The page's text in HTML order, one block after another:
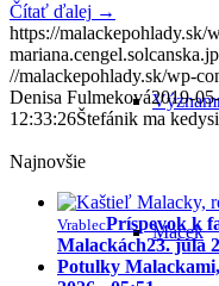
Macek
Čítať ďalej →
https://malackepohlady.sk/
//malackepohlady.sk/wp-
Denisa Fulmeková2019-
12:33:26Štefánik ma
Najnovšie
VrablecPríspevok k
Malackách23. júla
Potulky